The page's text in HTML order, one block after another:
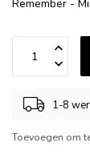
Remember -
1-8
Toevoegen om